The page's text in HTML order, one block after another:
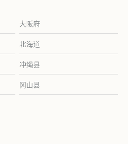
大阪府
北海道
冲绳县
冈山县